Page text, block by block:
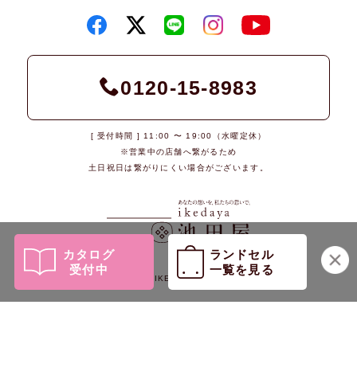
カタログ
受付中
ランドセル
一覧を見る
0120-15-8983
[ 受付時間 ] 11:00 〜 19:00（水曜定休）
※営業中の店舗へ繋がるため
土日祝日は繋がりにくい場合がございます。
© 2026 IKEDAYA Co., Ltd.